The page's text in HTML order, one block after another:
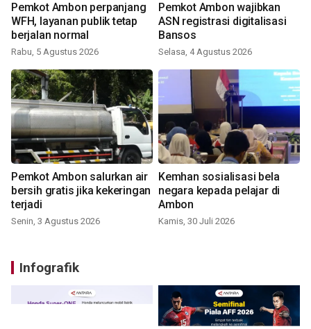
Pemkot Ambon perpanjang
WFH, layanan publik tetap
berjalan normal
Rabu, 5 Agustus 2026
Pemkot Ambon wajibkan
ASN registrasi digitalisasi
Bansos
Selasa, 4 Agustus 2026
Pemkot Ambon salurkan air
bersih gratis jika kekeringan
terjadi
Senin, 3 Agustus 2026
Kemhan sosialisasi bela
negara kepada pelajar di
Ambon
Kamis, 30 Juli 2026
Infografik